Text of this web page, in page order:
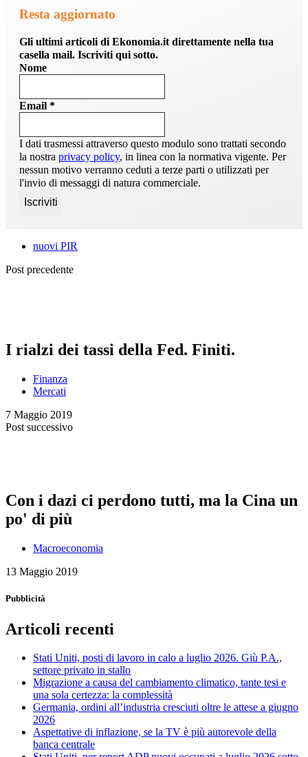
Resta aggiornato
Gli ultimi articoli di Ekonomia.it direttamente nella tua
casella mail. Iscriviti qui sotto.
Nome
Email *
I dati trasmessi attraverso questo modulo sono trattati secondo
la nostra privacy policy, in linea con la normativa vigente. Per
nessun motivo verranno ceduti a terze parti o utilizzati per
l'invio di messaggi di natura commerciale.
nuovi PIR
Post precedente
I rialzi dei tassi della Fed. Finiti.
Finanza
Mercati
7 Maggio 2019
Post successivo
Con i dazi ci perdono tutti, ma la Cina un
po' di più
Macroeconomia
13 Maggio 2019
Pubblicità
Articoli recenti
Stati Uniti, posti di lavoro in calo a luglio 2026. Giù P.A.,
settore privato in stallo
Migrazione a causa del cambiamento climatico, tante tesi e
una sola certezza: la complessità
Germania, ordini all’industria cresciuti oltre le attese a giugno
2026
Aspettative di inflazione, se la TV è più autorevole della
banca centrale